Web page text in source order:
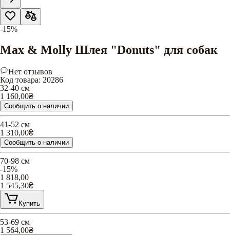
-15%
Max & Molly Шлея "Donuts" для собак
Нет отзывов
Код товара: 20286
32-40 см
1 160,00₴
Сообщить о наличии
41-52 см
1 310,00₴
Сообщить о наличии
70-98 см
-15%
1 818,00
1 545,30₴
Купить
53-69 см
1 564,00₴